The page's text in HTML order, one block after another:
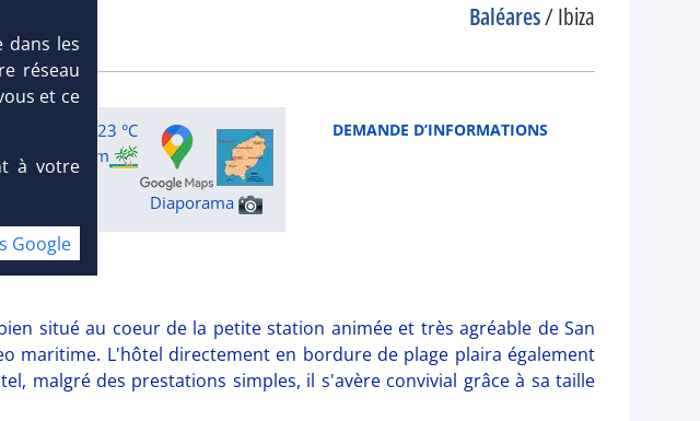
Baléares/Ibiza
DEMANDE D’INFORMATIONS
23 °C
800 m
Diaporama
situé au coeur de la petite station animée et très agréable de San
maritime. L'hôtel directement en bordure de plage plaira également
malgré des prestations simples, il s'avère convivial grâce à sa taille
dans les
réseau
et ce
à votre
Google